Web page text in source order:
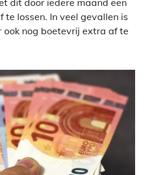
lossen. In veel gevallen is
ook nog boetevrij extra af te